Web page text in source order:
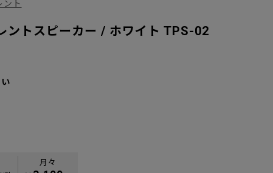
ント
ントスピーカー / ホワイト TPS-02
月々